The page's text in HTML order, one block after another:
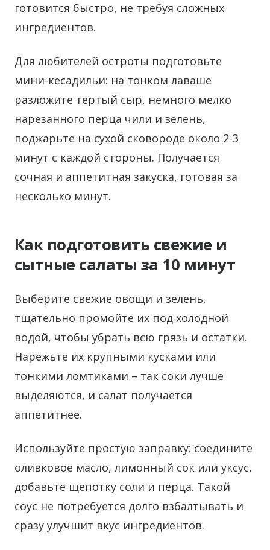
готовится быстро, не требуя сложных
ингредиентов.
Для любителей остроты подготовьте
мини-кесадильи: на тонком лаваше
разложите тертый сыр, немного мелко
нарезанного перца чили и зелень,
поджарьте на сухой сковороде около 2-3
минут с каждой стороны. Получается
сочная и аппетитная закуска, готовая за
несколько минут.
Как подготовить свежие и
сытные салаты за 10 минут
Выберите свежие овощи и зелень,
тщательно промойте их под холодной
водой, чтобы убрать всю грязь и остатки.
Нарежьте их крупными кусками или
тонкими ломтиками – так соки лучше
выделяются, и салат получается
аппетитнее.
Используйте простую заправку: соедините
оливковое масло, лимонный сок или уксус,
добавьте щепотку соли и перца. Такой
соус не потребуется долго взбалтывать и
сразу улучшит вкус ингредиентов.